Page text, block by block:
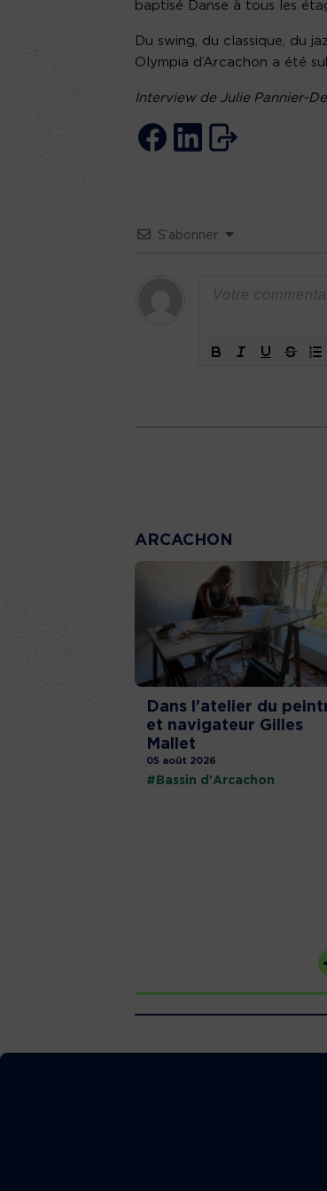
baptisé Danse à tous les
Du swing, du classique, du
Olympia d’Arcachon a été
Interview de Julie Pannier-
S’abonner
ARCACHON
Dans l’atelier du
et navigateur Gilles
Mallet
05 août 2026
#Bassin d'Arcachon